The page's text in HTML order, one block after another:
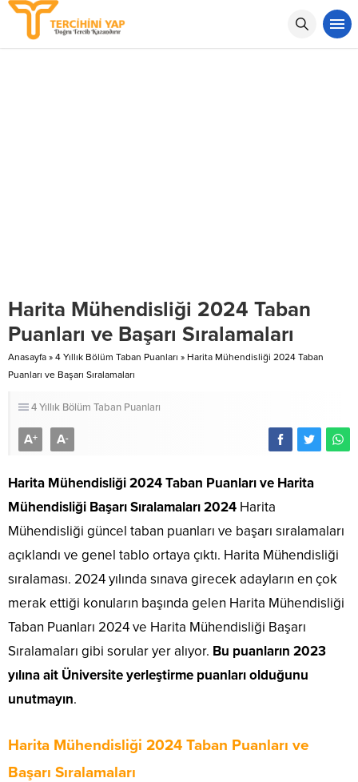
Harita Mühendisliği 2024 Taban
Puanları ve Başarı Sıralamaları
Anasayfa » 4 Yıllık Bölüm Taban Puanları » Harita Mühendisliği 2024 Taban
Puanları ve Başarı Sıralamaları
4 Yıllık Bölüm Taban Puanları
A+ A-
Harita Mühendisliği 2024 Taban Puanlarıve Harita
Mühendisliği Başarı Sıralamaları 2024 Harita
Mühendisliği güncel taban puanları ve başarı sıralamaları
açıklandı ve genel tablo ortaya çıktı. Harita Mühendisliği
sıralaması. 2024 yılında sınava girecek adayların en çok
merak ettiği konuların başında gelen Harita Mühendisliği
Taban Puanları 2024 ve Harita Mühendisliği Başarı
Sıralamaları gibi sorular yer alıyor. Bu puanların 2023
yılına ait Üniversite yerleştirme puanları olduğunu
unutmayın.
Harita Mühendisliği 2024 Taban Puanları ve
Başarı Sıralamaları